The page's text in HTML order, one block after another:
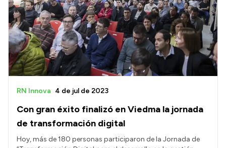
Con gran éxito finalizó en Viedma la jornada
de transformación digital
RN Innova 4 de jul de 2023
Hoy, más de 180 personas participaron de la Jornada de